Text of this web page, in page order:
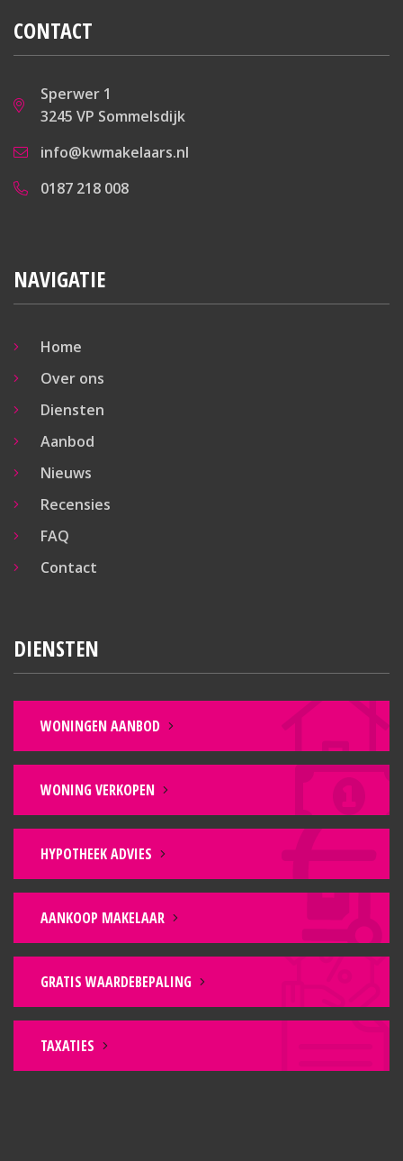
CONTACT
Sperwer 1
3245 VP Sommelsdijk
info@kwmakelaars.nl
0187 218 008
NAVIGATIE
Home
Over ons
Diensten
Aanbod
Nieuws
Recensies
FAQ
Contact
DIENSTEN
WONINGEN AANBOD
WONING VERKOPEN
HYPOTHEEK ADVIES
AANKOOP MAKELAAR
GRATIS WAARDEBEPALING
TAXATIES